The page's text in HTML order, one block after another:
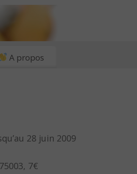
A propos
28 juin 2009
7€